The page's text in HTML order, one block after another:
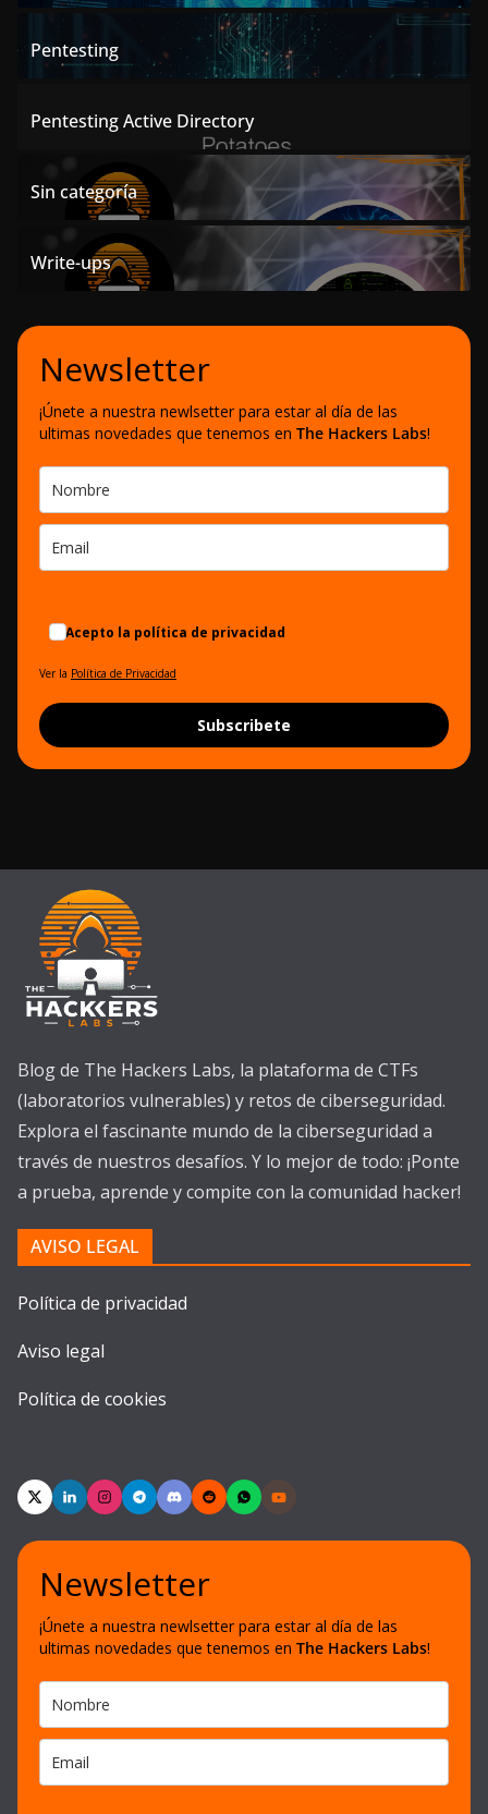
Pentesting
Pentesting Active Directory
Sin categoría
Write-ups
Newsletter
¡Únete a nuestra newlsetter para estar al día de las
ultimas novedades que tenemos en The Hackers Labs!
Acepto la política de privacidad
Ver la Política de Privacidad
Subscribete
Blog de The Hackers Labs, la plataforma de CTFs
(laboratorios vulnerables) y retos de ciberseguridad.
Explora el fascinante mundo de la ciberseguridad a
través de nuestros desafíos. Y lo mejor de todo: ¡Ponte
a prueba, aprende y compite con la comunidad hacker!
AVISO LEGAL
Política de privacidad
Aviso legal
Política de cookies
Newsletter
¡Únete a nuestra newlsetter para estar al día de las
ultimas novedades que tenemos en The Hackers Labs!